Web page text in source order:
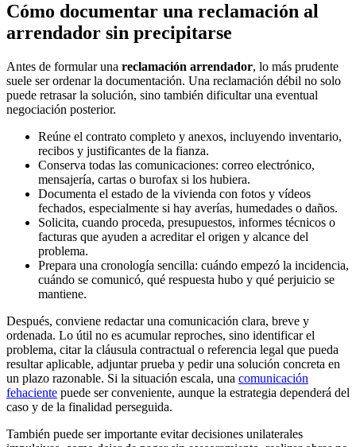
Cómo documentar una reclamación al
arrendador sin precipitarse
Antes de formular una reclamación arrendador, lo más prudente
suele ser ordenar la documentación. Una reclamación débil no solo
puede retrasar la solución, sino también dificultar una eventual
negociación posterior.
Reúne el contrato completo y anexos, incluyendo inventario,
recibos y justificantes de la fianza.
Conserva todas las comunicaciones: correo electrónico,
mensajería, cartas o burofax si los hubiera.
Documenta el estado de la vivienda con fotos y vídeos
fechados, especialmente si hay averías, humedades o daños.
Solicita, cuando proceda, presupuestos, informes técnicos o
facturas que ayuden a acreditar el origen y alcance del
problema.
Prepara una cronología sencilla: cuándo empezó la incidencia,
cuándo se comunicó, qué respuesta hubo y qué perjuicio se
mantiene.
Después, conviene redactar una comunicación clara, breve y
ordenada. Lo útil no es acumular reproches, sino identificar el
problema, citar la cláusula contractual o referencia legal que pueda
resultar aplicable, adjuntar prueba y pedir una solución concreta en
un plazo razonable. Si la situación escala, una comunicación
fehaciente puede ser conveniente, aunque la estrategia dependerá del
caso y de la finalidad perseguida.
También puede ser importante evitar decisiones unilaterales